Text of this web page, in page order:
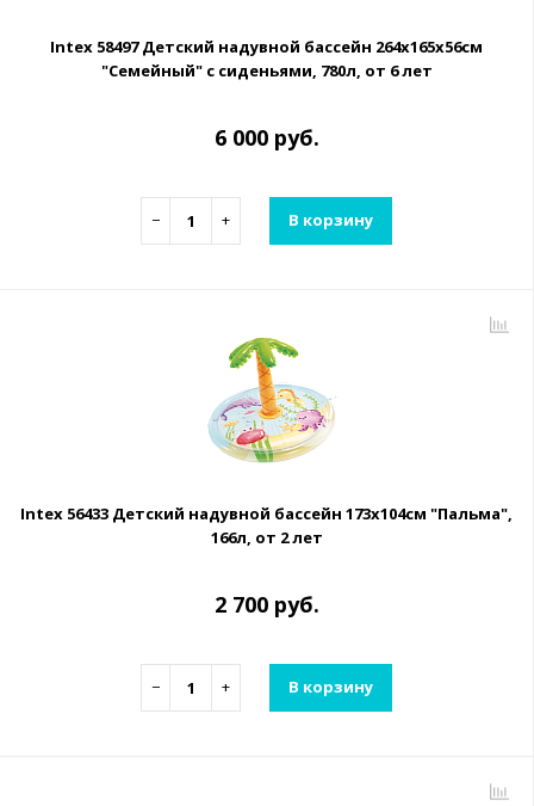
Intex 58497 Детский надувной бассейн 264х165х56см
"Семейный" с сиденьями, 780л, от 6 лет
6 000 руб.
− + В корзину
Intex 56433 Детский надувной бассейн 173х104см "Пальма",
166л, от 2 лет
2 700 руб.
− + В корзину